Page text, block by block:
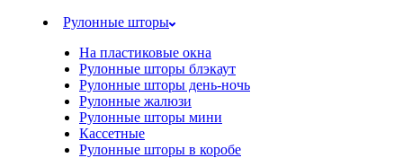
Рулонные шторы
На пластиковые окна
Рулонные шторы блэкаут
Рулонные шторы день-ночь
Рулонные жалюзи
Рулонные шторы мини
Кассетные
Рулонные шторы в коробе